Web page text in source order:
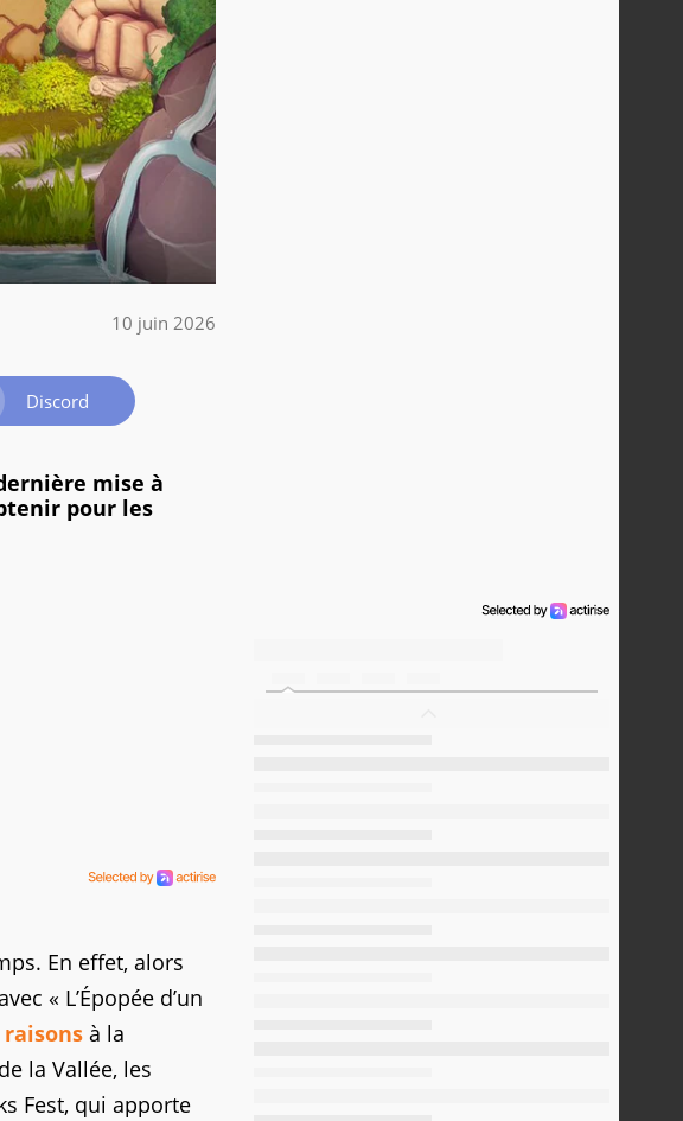
10 juin 2026
Discord
mise à
pour les
En effet, alors
« L’Épopée d’un
à la
la Vallée, les
Fest, qui apporte